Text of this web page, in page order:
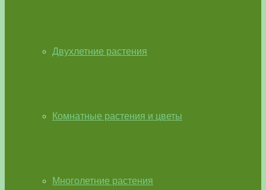
Двухлетние растения
Комнатные растения и цветы
Многолетние растения